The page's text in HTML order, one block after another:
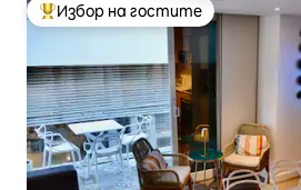
Най-популярен избор на гостите
Избор на гостите